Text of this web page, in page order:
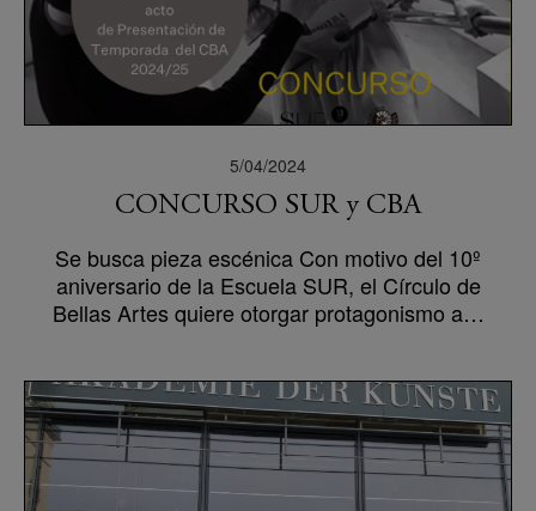
5/04/2024
CONCURSO SUR y CBA
Se busca pieza escénica Con motivo del 10º
aniversario de la Escuela SUR, el Círculo de
Bellas Artes quiere otorgar protagonismo a…